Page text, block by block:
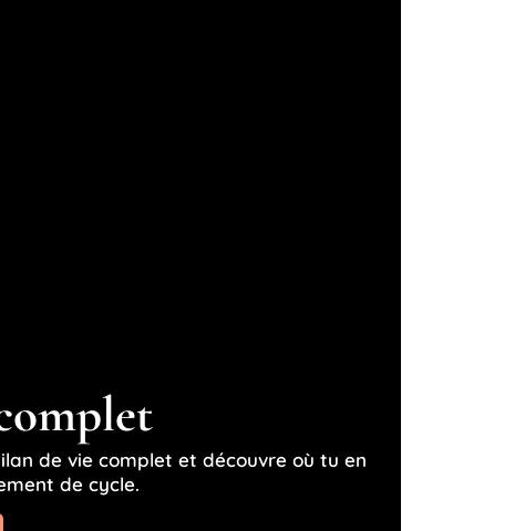
de vie complet et découvre où tu en
de cycle.